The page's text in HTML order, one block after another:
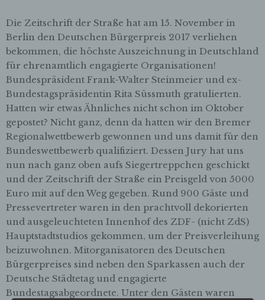
Die Zeitschrift der Straße hat am 15. November in
Berlin den Deutschen Bürgerpreis 2017 verliehen
bekommen, die höchste Auszeichnung in Deutschland
für ehrenamtlich engagierte Organisationen!
Bundespräsident Frank-Walter Steinmeier und ex-
Bundestagspräsidentin Rita Süssmuth gratulierten.
Hatten wir etwas Ähnliches nicht schon im Oktober
gepostet? Nicht ganz, denn da hatten wir den Bremer
Regionalwettbewerb gewonnen und uns damit für den
Bundeswettbewerb qualifiziert. Dessen Jury hat uns
nun nach ganz oben aufs Siegertreppchen geschickt
und der Zeitschrift der Straße ein Preisgeld von 5000
Euro mit auf den Weg gegeben. Rund 900 Gäste und
Pressevertreter waren in den prachtvoll dekorierten
und ausgeleuchteten Innenhof des ZDF- (nicht ZdS)
Hauptstadtstudios gekommen, um der Preisverleihung
beizuwohnen. Mitorganisatoren des Deutschen
Bürgerpreises sind neben den Sparkassen auch der
Deutsche Städtetag und engagierte
Bundestagsabgeordnete. Unter den Gästen waren